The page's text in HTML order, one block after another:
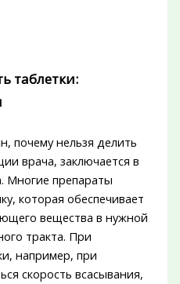
таблетки:
почему нельзя делить
врача, заключается в
Многие препараты
которая обеспечивает
вещества в нужной
тракта. При
например, при
скорость всасывания,